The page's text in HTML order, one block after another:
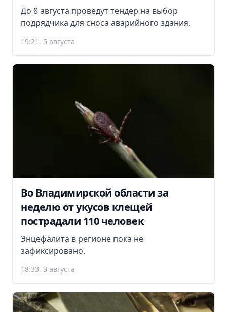
До 8 августа проведут тендер на выбор
подрядчика для сноса аварийного здания.
19:21, 5 августа
Во Владимирской области за
неделю от укусов клещей
пострадали 110 человек
Энцефалита в регионе пока не
зафиксировано.
18:33, 3 августа